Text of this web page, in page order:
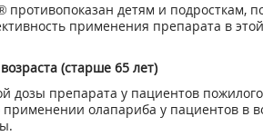
противопоказан детям и подросткам,
применения препарата в
(старше 65 лет)
дозы препарата у пациентов
олапариба у пациентов в